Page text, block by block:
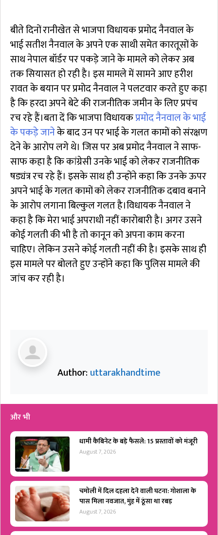
बीते दिनों रानीखेत से भाजपा विधायक प्रमोद नैनवाल के
भाई सतीश नैनवाल के अपने एक साथी समेत कारतूसों के
साथ नेपाल बॉर्डर पर पकड़े जाने के मामले को लेकर अब
तक सियासत हो रही है। इस मामले में सामने आए हरीश
रावत के बयान पर प्रमोद नैनवाल ने पलटवार करते हुए कहा
है कि हरदा अपने बेटे की राजनीतिक जमीन के लिए प्रपंच
रच रहे हैं।बता दें कि भाजपा विधायकप्रमोद नैनवाल के भाई
के पकड़े जानेके बाद उन पर भाई के गलत कामों को संरक्षण
देने के आरोप लगे थे। जिस पर अब प्रमोद नैनवाल ने साफ-
साफ कहा है कि कांग्रेसी उनके भाई को लेकर राजनीतिक
षड्यंत्र रच रहे हैं। इसके साथ ही उन्होंने कहा कि उनके ऊपर
अपने भाई के गलत कामों को लेकर राजनीतिक दबाव बनाने
के आरोप लगाना बिल्कुल गलत है।विधायक नैनवाल ने
कहा है कि मेरा भाई अपराधी नहीं कारोबारी है। अगर उसने
कोई गलती की भी है तो कानून को अपना काम करना
चाहिए। लेकिन उसने कोई गलती नहीं की है। इसके साथ ही
इस मामले पर बोलते हुए उन्होंने कहा कि पुलिस मामले की
जांच कर रही है।
Author:uttarakhandtime
और भी
धामी कैबिनेट के बड़े फैसले: 15 प्रस्तावों को मंजूरी
August 7, 2026
चमोली में दिल दहला देने वाली घटना: गोशाला के
पास मिला नवजात, मुंह में ठूंसा था रबड़
August 7, 2026